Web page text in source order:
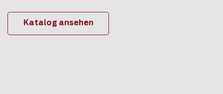
Katalog ansehen